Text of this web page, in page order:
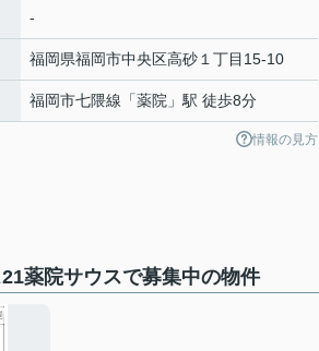
-
福岡県福岡市中央区高砂 １丁目15-10
福岡市七隈線 「薬院 」駅 徒歩8分
情報の見方
薬院サウスで募集中の物件